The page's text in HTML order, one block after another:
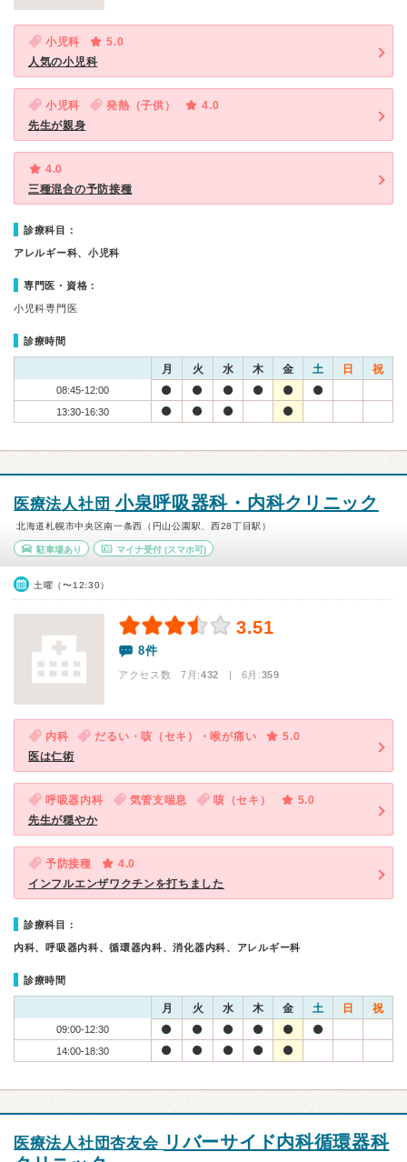
小児科
5.0
人気の小児科
小児科 発熱（子供）
4.0
先生が親身
4.0
三種混合の予防接種
診療科目：
アレルギー科、小児科
専門医・資格：
小児科専門医
診療時間
月 火 水 木 金 土 日 祝
08:45-12:00
13:30-16:30
医療法人社団 小泉呼吸器科・内科クリニック
北海道札幌市中央区南一条西（円山公園駅、西28丁目駅）
駐車場あり マイナ受付(スマホ可)
土曜（〜12:30）
3.51
8件
アクセス数 7月:432 | 6月:359
内科 だるい・咳（セキ）・喉が痛い
5.0
医は仁術
呼吸器内科 気管支喘息 咳（セキ）
5.0
先生が穏やか
予防接種
4.0
インフルエンザワクチンを打ちました
診療科目：
内科、呼吸器内科、循環器内科、消化器内科、アレルギー科
診療時間
月 火 水 木 金 土 日 祝
09:00-12:30
14:00-18:30
医療法人社団杏友会 リバーサイド内科循環器科